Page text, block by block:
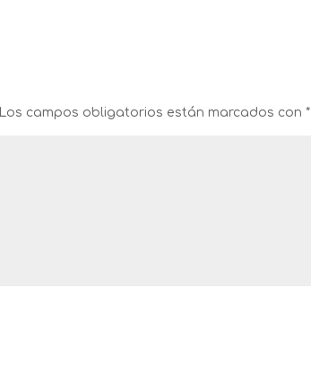
Los campos obligatorios están marcados con*